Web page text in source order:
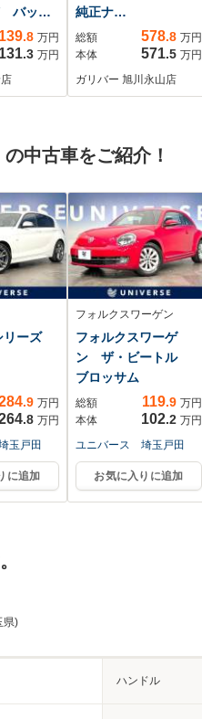
バック
パワー
衝突
ーキ
ンディ
139.8 万円
131.3 万円
純正ナ
ビ/BT/USB/HDMI/TV/
ラジオ/ミラキャスト/
レザーシート/パワー
正AW付冬タイヤ積込
総額 578.8 万円
本体
571.5 万円
ガリバー 旭川永山店
中古車をご紹介！
リーズ
.9 万円
.8 万円
玉戸田
に追加
フォルクスワーゲン
フォルクスワーゲ
ン ザ・ビートル
ブロッサム
総額 119.9 万円
本体
102.2 万円
ユニバース 埼玉戸田
お気に入りに追加
県)
ハンドル